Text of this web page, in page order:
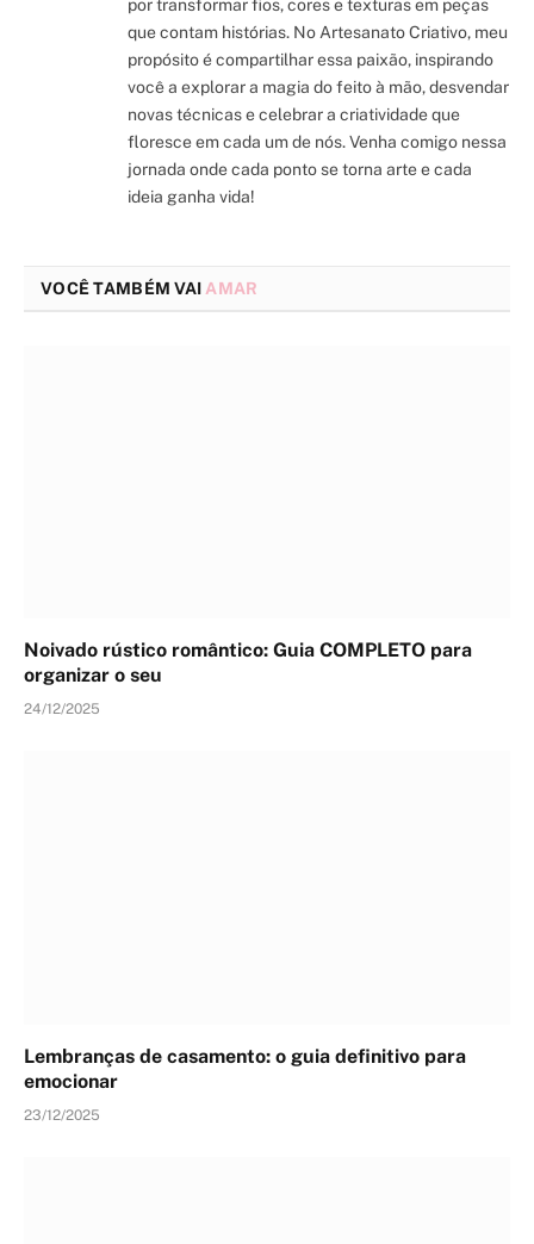
por transformar fios, cores e texturas em peças
que contam histórias. No Artesanato Criativo, meu
propósito é compartilhar essa paixão, inspirando
você a explorar a magia do feito à mão, desvendar
novas técnicas e celebrar a criatividade que
floresce em cada um de nós. Venha comigo nessa
jornada onde cada ponto se torna arte e cada
ideia ganha vida!
VOCÊ TAMBÉM VAI AMAR
Noivado rústico romântico: Guia COMPLETO para
organizar o seu
24/12/2025
Lembranças de casamento: o guia definitivo para
emocionar
23/12/2025